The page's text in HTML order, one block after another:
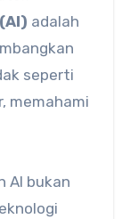
adalah
seperti
memahami
AI bukan